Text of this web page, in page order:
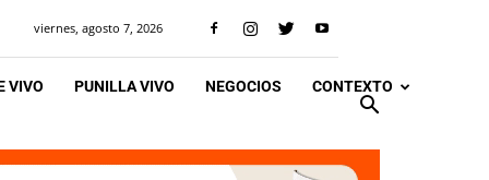
viernes, agosto 7, 2026
VIVO PUNILLA VIVO NEGOCIOS CONTEXTO